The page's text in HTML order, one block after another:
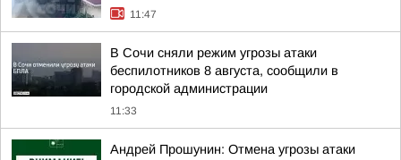
11:47
В Сочи сняли режим угрозы атаки
беспилотников 8 августа, сообщили в
городской администрации
11:33
Андрей Прошунин: Отмена угрозы атаки